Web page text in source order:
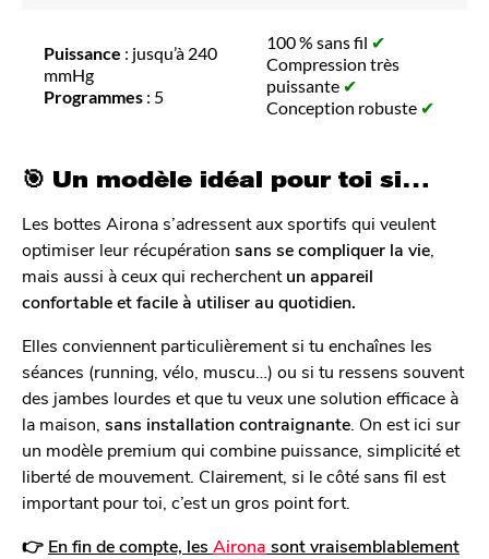
Puissance : jusqu’à 240
mmHg
Programmes : 5
100 % sans fil ✔
Compression très
puissante ✔
Conception robuste ✔
🎯 Un modèle idéal pour toi si…
Les bottes Airona s’adressent aux sportifs qui veulent
optimiser leur récupération sans se compliquer la vie
mais aussi à ceux qui recherchentun appareil
confortable et facile à utiliser au quotidien.
Elles conviennent particulièrement si tu enchaînes les
séances (running, vélo, muscu…) ou si tu ressens souvent
des jambes lourdes et que tu veux une solution efficace à
la maison, sans installation contraignante . On est ici sur
un modèle premium qui combine puissance, simplicité et
liberté de mouvement. Clairement, si le côté sans fil est
important pour toi, c’est un gros point fort.
👉 En fin de compte, les Airona sont vraisemblablement